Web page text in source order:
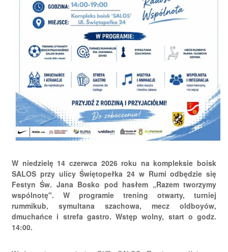
W niedzielę 14 czerwca 2026 roku na kompleksie boisk
SALOS przy ulicy Świętopełka 24 w Rumi odbędzie się
Festyn Św. Jana Bosko pod hasłem „Razem tworzymy
wspólnotę". W programie trening otwarty, turniej
rummikub, symultana szachowa, mecz oldboyów,
dmuchańce i strefa gastro. Wstęp wolny, start o godz.
14:00.